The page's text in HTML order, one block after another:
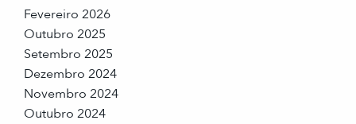
Fevereiro 2026
Outubro 2025
Setembro 2025
Dezembro 2024
Novembro 2024
Outubro 2024